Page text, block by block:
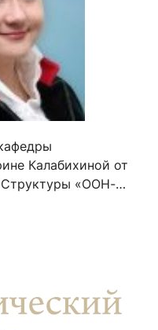
от
Структуры «ООН-